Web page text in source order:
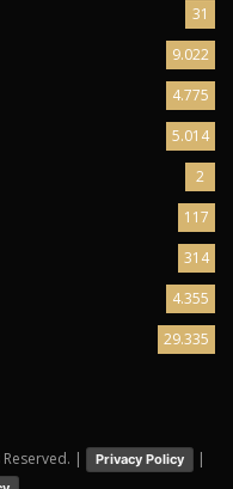
31
9.022
4.775
5.014
2
117
314
4.355
29.335
Reserved. | Privacy Policy |